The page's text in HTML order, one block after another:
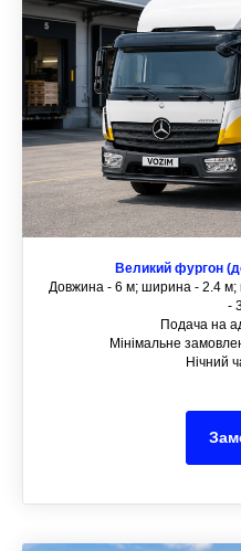
Великий фургон
Довжина - 6 м; ширина - 2.4 м;
-
Подача на
Мінімальне
Нічний